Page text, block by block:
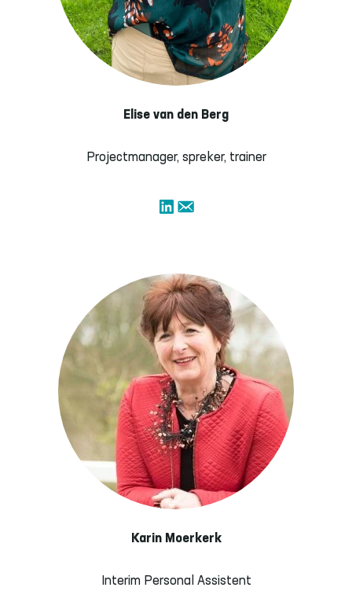
Elise van den Berg
Projectmanager, spreker, trainer
LinkedIn
Karin Moerkerk
Interim Personal Assistent